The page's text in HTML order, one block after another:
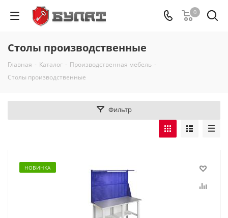
0
Столы производственные
Главная - Каталог - Производственная мебель -
Столы производственные
Фильтр
НОВИНКА